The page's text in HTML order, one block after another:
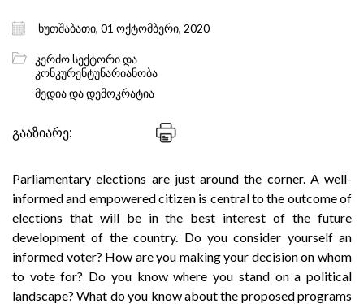
ხუთშაბათი, 01 ოქტომბერი, 2020
კერძო სექტორი და
კონკურენტუნარიანობა
მედია და დემოკრატია
გააზიარე:
Parliamentary elections are just around the corner. A well-
informed and empowered citizen is central to the outcome of
elections that will be in the best interest of the future
development of the country. Do you consider yourself an
informed voter? How are you making your decision on whom
to vote for? Do you know where you stand on a political
landscape? What do you know about the proposed programs